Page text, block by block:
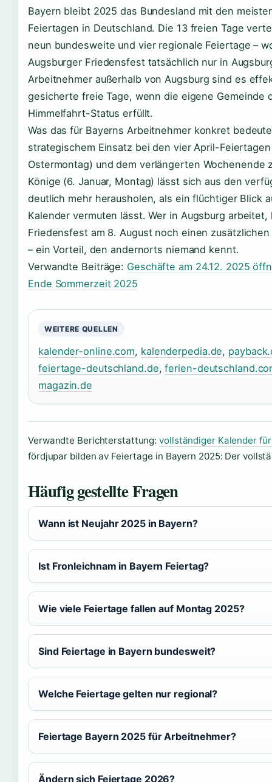
Bayern bleibt 2025 das Bundesland mit den
Feiertagen in Deutschland. Die 13 freien Tage
neun bundesweite und vier regionale Feiertage –
Augsburger Friedensfest tatsächlich nur in
Arbeitnehmer außerhalb von Augsburg sind es
gesicherte freie Tage, wenn die eigene Gemeinde
Himmelfahrt-Status erfüllt.
Was das für Bayerns Arbeitnehmer konkret
strategischem Einsatz bei den vier April-
Ostermontag) und dem verlängerten Wochenende
Könige (6. Januar, Montag) lässt sich aus den
deutlich mehr herausholen, als ein flüchtiger Blick
Kalender vermuten lässt. Wer in Augsburg arbeitet,
Friedensfest am 8. August noch einen zusätzlichen
– ein Vorteil, den andernorts niemand kennt.
Verwandte Beiträge: Geschäfte am 24.12. 2025
Ende Sommerzeit 2025
WEITERE QUELLEN
kalender-online.com, kalenderpedia.de,
feiertage-deutschland.de,ferien-
magazin.de
Verwandte Berichterstattung:vollständiger Kalender
fördjupar bilden av Feiertage in Bayern 2025: Der
Häufig gestellte Fragen
Wann ist Neujahr 2025 in Bayern?
Ist Fronleichnam in Bayern Feiertag?
Wie viele Feiertage fallen auf Montag 2025?
Sind Feiertage in Bayern bundesweit?
Welche Feiertage gelten nur regional?
Feiertage Bayern 2025 für Arbeitnehmer?
Ändern sich Feiertage 2026?